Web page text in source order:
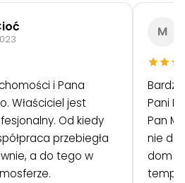
i Pana
Właściciel jest
Od kiedy
przebiegła
a do tego w
M
Pani
Pan
nie do
dom
tempie, gdzie czas był